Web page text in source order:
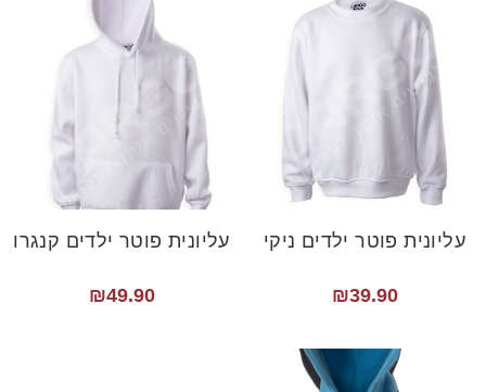
עליונית פוטר ילדים ניקי
₪39.90
עליונית פוטר ילדים קנגרו
₪49.90